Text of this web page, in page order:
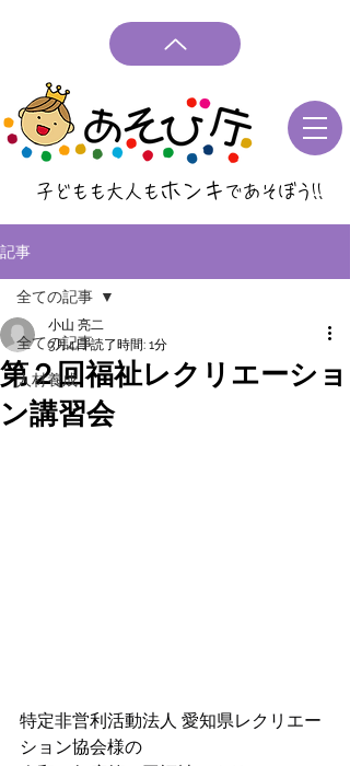
子どもも大人もホンキ であそぼう !!
記事
全ての記事
人材養成
全ての記事
第２回福祉レクリエーショ
ン講習会
小山 亮二
3月4日読了時間: 1分
特定非営利活動法人 愛知県レクリエー
ション協会様の